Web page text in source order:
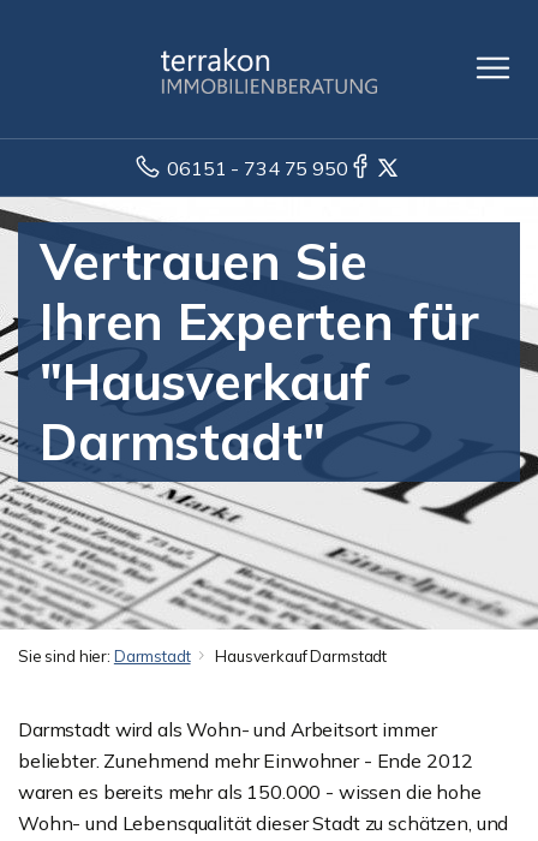
06151 - 734 75 950
Vertrauen Sie
Ihren Experten für
"Hausverkauf
Darmstadt"
Sie sind hier: Darmstadt Hausverkauf Darmstadt
Darmstadt wird als Wohn- und Arbeitsort immer
beliebter. Zunehmend mehr Einwohner - Ende 2012
waren es bereits mehr als 150.000 - wissen die hohe
Wohn- und Lebensqualität dieser Stadt zu schätzen, und